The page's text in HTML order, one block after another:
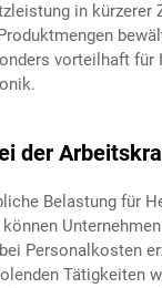
in
vorteilhaft
der
Belastung für
Personalkosten
Tätigkeiten